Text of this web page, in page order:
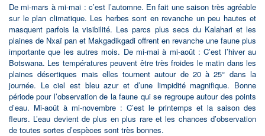
De mi-mars à mi-mai : c’est l’automne. En fait une saison très agréable
sur le plan climatique. Les herbes sont en revanche un peu hautes et
masquent parfois la visibilité. Les parcs plus secs du Kalahari et les
plaines de Nxaï pan et Makgadikgadi offrent en revanche une faune plus
importante que les autres mois. De mi-mai à mi-août : C’est l’hiver au
Botswana. Les températures peuvent être très froides le matin dans les
plaines désertiques mais elles tournent autour de 20 à 25° dans la
journée. Le ciel est bleu azur et d’une limpidité magnifique. Bonne
période pour l’observation de la faune qui se regroupe autour des points
d’eau. Mi-août à mi-novembre : C’est le printemps et la saison des
fleurs. L’eau devient de plus en plus rare et les chances d’observation
de toutes sortes d’espèces sont très bonnes.